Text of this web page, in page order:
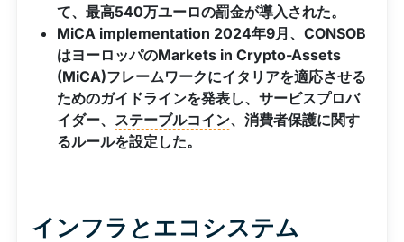
て、最高540万ユーロの罰金が導入された。
MiCA implementation 2024年9月、CONSOB
はヨーロッパのMarkets in Crypto-Assets
(MiCA)フレームワークにイタリアを適応させる
ためのガイドラインを発表し、サービスプロバ
イダー、 ステーブルコイン、消費者保護に関す
るルールを設定した。
インフラとエコシステム